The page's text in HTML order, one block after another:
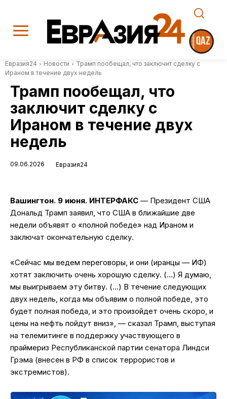
Евразия24 Новости
Трамп пообещал, что заключит сделку с
Ираном в течение двух недель
Трамп пообещал, что
заключит сделку с
Ираном в течение двух
недель
09.06.2026 Евразия24
Вашингтон. 9 июня. ИНТЕРФАКС — Президент США
Дональд Трамп заявил, что США в ближайшие две
недели объявят о «полной победе» над Ираном и
заключат окончательную сделку.
«Сейчас мы ведем переговоры, и они (иранцы — ИФ)
хотят заключить очень хорошую сделку. (…) Я думаю,
мы выигрываем эту битву. (…) В течение следующих
двух недель, когда мы объявим о полной победе, это
будет полная победа, и это произойдет очень скоро, и
цены на нефть пойдут вниз», — сказал Трамп, выступая
на телемитинге в поддержку участвующего в
праймериз Республиканской партии сенатора Линдси
Грэма (внесен в РФ в список террористов и
экстремистов).